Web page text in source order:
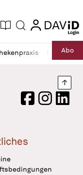
Ausgabe
Suche login
RechtAbo
FacebookInstagram